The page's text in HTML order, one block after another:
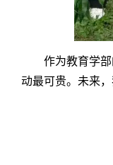
作为教育学
动最可贵。未来